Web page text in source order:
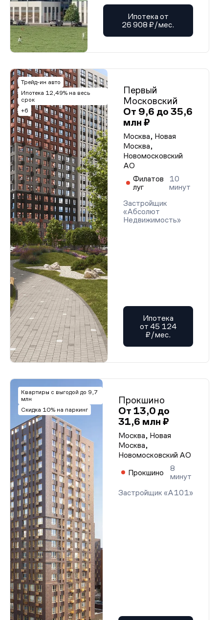
Ипотека от
26 908 ₽/мес.
Трейд-ин авто
Ипотека 12,49% на весь
срок
+6
Первый
Московский
От 9,6 до 35,6
млн ₽
Москва, Новая
Москва,
Новомосковский
АО
Филатов
луг
10
минут
Застройщик
«Абсолют
Недвижимость»
Ипотека
от 45 124
₽/мес.
Квартиры с выгодой до 9,7
млн
Скидка 10% на паркинг
Прокшино
От 13,0 до
31,6 млн ₽
Москва, Новая
Москва,
Новомосковский АО
Прокшино
8
минут
Застройщик «А101»